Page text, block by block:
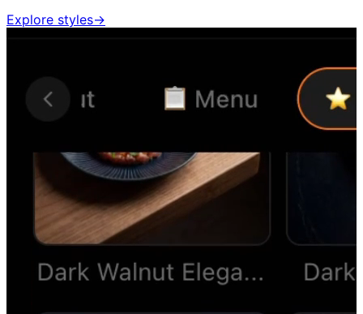
Explore styles→